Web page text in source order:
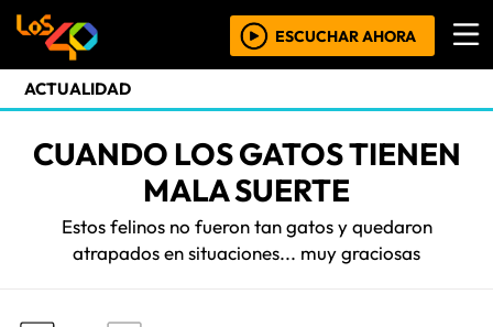
ESCUCHAR AHORA
ACTUALIDAD
CUANDO LOS GATOS TIENEN
MALA SUERTE
Estos felinos no fueron tan gatos y quedaron
atrapados en situaciones... muy graciosas